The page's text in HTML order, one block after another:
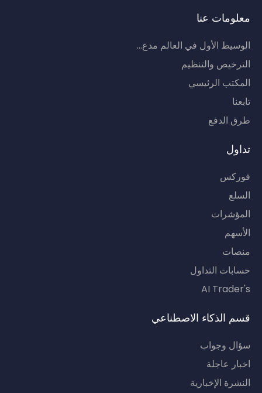
معلومات عنا
الوسيط الأول في العالم مدع...
الترخيص والتنظيم
المكتب الرئيسي
تابعنا
طرق الدفع
تداول
فوركس
السلع
المؤشرات
الأسهم
منصات
حسابات التداول
AI Trader's
قسم الذكاء الاصطناعي
سؤال وجواب
اخبار عاجلة
النشرة الإخبارية